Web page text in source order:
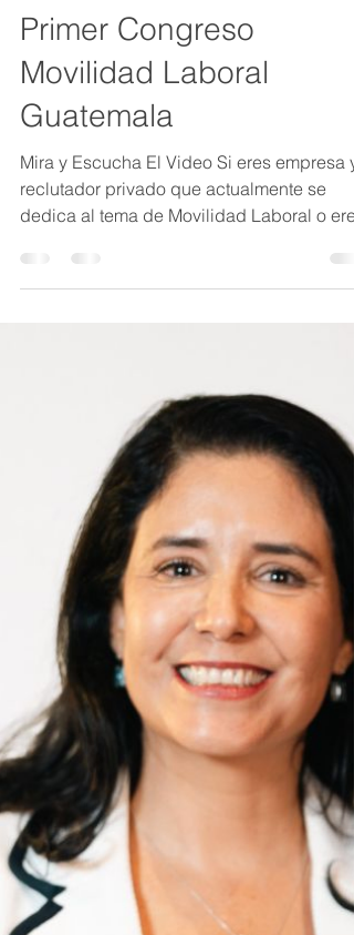
Primer Congreso
Movilidad Laboral
Guatemala
Mira y Escucha El Video Si eres empresa
reclutador privado que actualmente se
dedica al tema de Movilidad Laboral o eres
de nuestra sociedad laboral, siguiendo
buenas prácticas de reclutamiento para los
gremialcamog@gmail.com "CAMOG"
Gremial de Capital Humano y Movilidad
Laboral de Guatemala, ascrita a CECOMS